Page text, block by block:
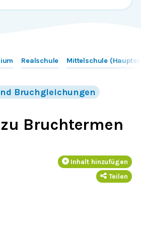
Realschule Mittelschule
Bruchgleichungen
Bruchtermen
Inhalt hinzufügen
Teilen